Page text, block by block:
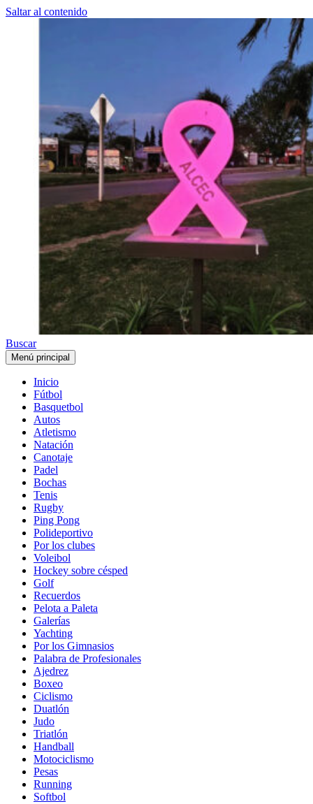
Saltar al contenido
Buscar
Menú principal
Inicio
Fútbol
Basquetbol
Autos
Atletismo
Natación
Canotaje
Padel
Bochas
Tenis
Rugby
Ping Pong
Polideportivo
Por los clubes
Voleibol
Hockey sobre césped
Golf
Recuerdos
Pelota a Paleta
Galerías
Yachting
Por los Gimnasios
Palabra de Profesionales
Ajedrez
Boxeo
Ciclismo
Duatlón
Judo
Triatlón
Handball
Motociclismo
Pesas
Running
Softbol